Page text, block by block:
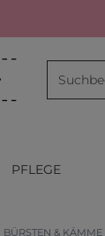
PFLEGE
BÜRSTEN & KÄMME